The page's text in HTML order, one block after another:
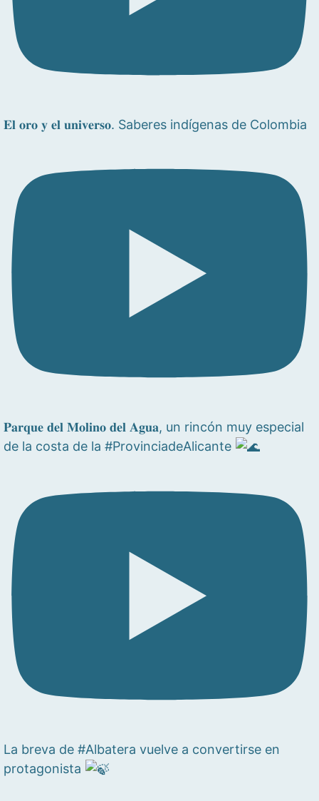
𝐄𝐥 𝐨𝐫𝐨 𝐲 𝐞𝐥 𝐮𝐧𝐢𝐯𝐞𝐫𝐬𝐨. Saberes indígenas de Colombia
𝐏𝐚𝐫𝐪𝐮𝐞 𝐝𝐞𝐥 𝐌𝐨𝐥𝐢𝐧𝐨 𝐝𝐞𝐥 𝐀𝐠𝐮𝐚, un rincón muy especial
de la costa de la #ProvinciadeAlicante
La breva de #Albatera vuelve a convertirse en
protagonista